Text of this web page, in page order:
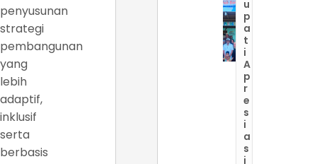
penyusunan
strategi
pembangunan
yang
lebih
adaptif,
inklusif
serta
berbasis
u
p
a
t
i
A
p
r
e
s
i
a
s
i